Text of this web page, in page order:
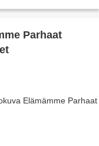
Parhaat